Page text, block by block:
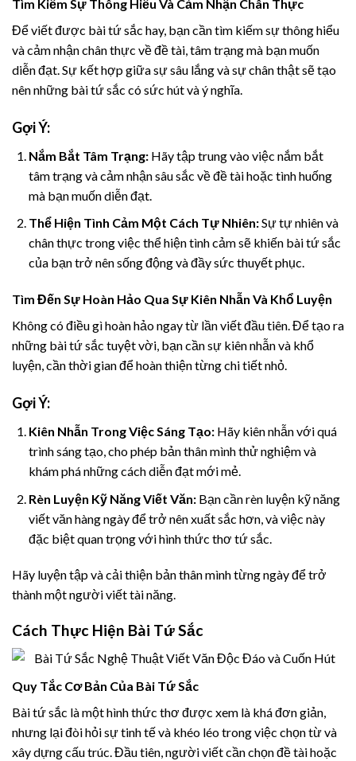
Tìm Kiếm Sự Thông Hiểu Và Cảm Nhận Chân Thực
Để viết được bài tứ sắc hay, bạn cần tìm kiếm sự thông hiểu
và cảm nhận chân thực về đề tài, tâm trạng mà bạn muốn
diễn đạt. Sự kết hợp giữa sự sâu lắng và sự chân thật sẽ tạo
nên những bài tứ sắc có sức hút và ý nghĩa.
Gợi Ý:
Nắm Bắt Tâm Trạng:Hãy tập trung vào việc nắm bắt
tâm trạng và cảm nhận sâu sắc về đề tài hoặc tình huống
mà bạn muốn diễn đạt.
Thể Hiện Tình Cảm Một Cách Tự Nhiên:Sự tự nhiên và
chân thực trong việc thể hiện tình cảm sẽ khiến bài tứ sắc
của bạn trở nên sống động và đầy sức thuyết phục.
Tìm Đến Sự Hoàn Hảo Qua Sự Kiên Nhẫn Và Khổ Luyện
Không có điều gì hoàn hảo ngay từ lần viết đầu tiên. Để tạo ra
những bài tứ sắc tuyệt vời, bạn cần sự kiên nhẫn và khổ
luyện, cần thời gian để hoàn thiện từng chi tiết nhỏ.
Gợi Ý:
Kiên Nhẫn Trong Việc Sáng Tạo:Hãy kiên nhẫn với quá
trình sáng tạo, cho phép bản thân mình thử nghiệm và
khám phá những cách diễn đạt mới mẻ.
Rèn Luyện Kỹ Năng Viết Văn:Bạn cần rèn luyện kỹ năng
viết văn hàng ngày để trở nên xuất sắc hơn, và việc này
đặc biệt quan trọng với hình thức thơ tứ sắc.
Hãy luyện tập và cải thiện bản thân mình từng ngày để trở
thành một người viết tài năng.
Cách Thực Hiện Bài Tứ Sắc
Quy Tắc Cơ Bản Của Bài Tứ Sắc
Bài tứ sắc là một hình thức thơ được xem là khá đơn giản,
nhưng lại đòi hỏi sự tinh tế và khéo léo trong việc chọn từ và
xây dựng cấu trúc. Đầu tiên, người viết cần chọn đề tài hoặc